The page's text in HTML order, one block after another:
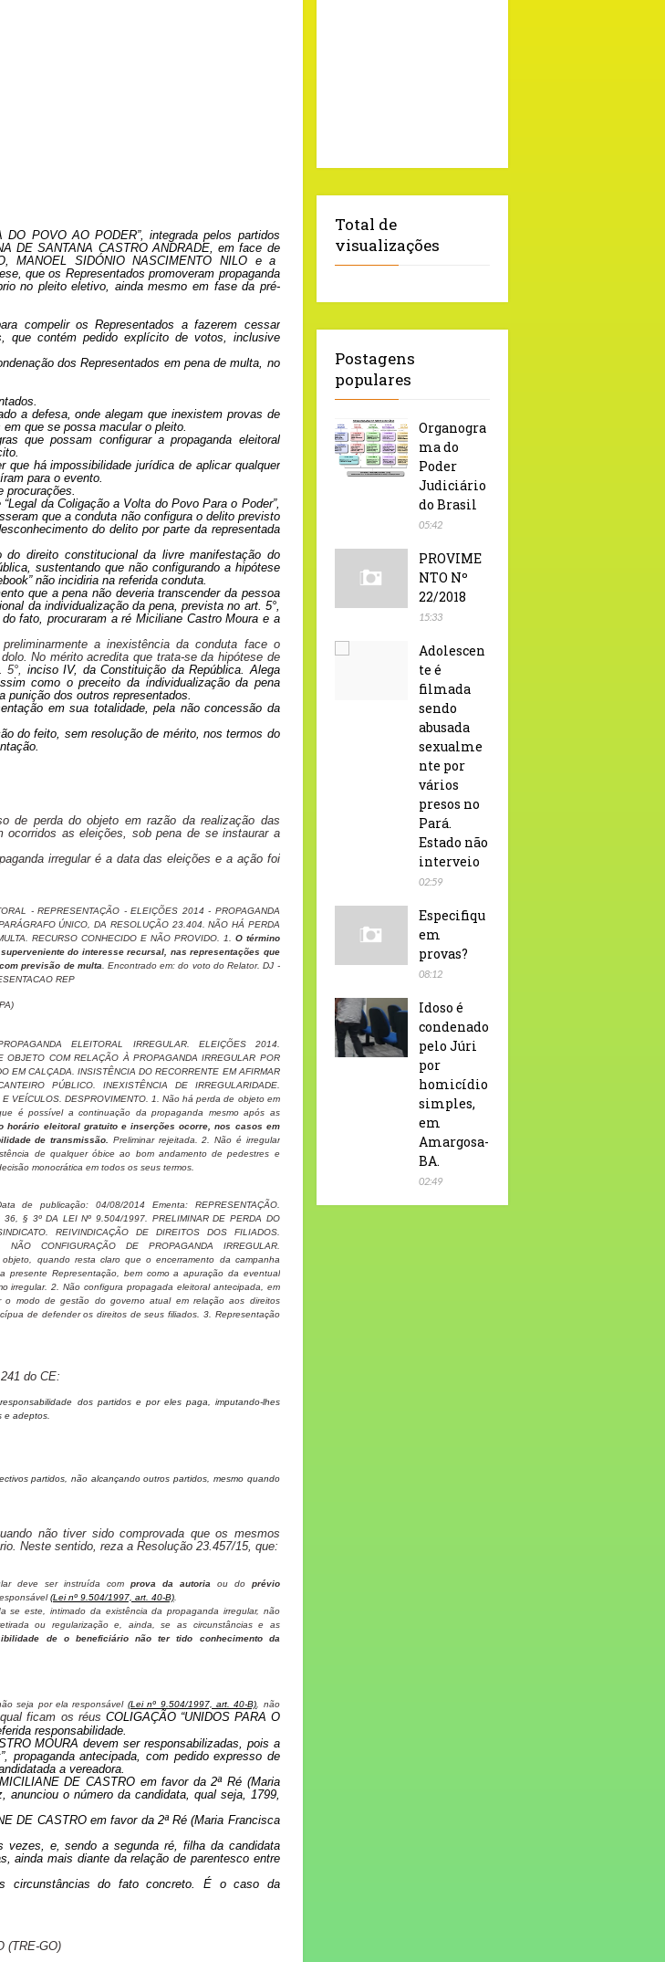
POVO AO PODER”, integrada pelos partidos
DE SANTANA CASTRO ANDRADE, em face de
MANOEL SIDÓNIO NASCIMENTO NILO e a
que os Representados promoveram propaganda
no pleito eletivo, ainda mesmo em fase da pré-
compelir os Representados a fazerem cessar
que contém pedido explícito de votos, inclusive
dos Representados em pena de multa, no
a defesa, onde alegam que inexistem provas de
que se possa macular o pleito.
que possam configurar a propaganda eleitoral
que há impossibilidade jurídica de aplicar qualquer
para o evento.
da Coligação a Volta do Povo Para o Poder”,
que a conduta não configura o delito previsto
do delito por parte da representada
direito constitucional da livre manifestação do
sustentando que não configurando a hipótese
não incidiria na referida conduta.
que a pena não deveria transcender da pessoa
da individualização da pena, prevista no art. 5°,
do fato, procuraram a ré Miciliane Castro Moura e a
a inexistência da conduta face o
No mérito acredita que trata-se da hipótese de
5°, inciso IV, da Constituição da República. Alega
como o preceito da individualização da pena
dos outros representados.
em sua totalidade, pela não concessão da
do feito, sem resolução de mérito, nos termos do
de perda do objeto em razão da realização das
ocorridos as eleições, sob pena de se instaurar a
irregular é a data das eleições e a ação foi
- REPRESENTAÇÃO - ELEIÇÕES 2014 - PROPAGANDA
ÚNICO, DA RESOLUÇÃO 23.404. NÃO HÁ PERDA
RECURSO CONHECIDO E NÃO PROVIDO. 1.
O término
do interesse recursal, nas representações que
previsão de multa . Encontrado em: do voto do Relator. DJ -
REP
ELEITORAL IRREGULAR. ELEIÇÕES 2014.
COM RELAÇÃO À PROPAGANDA IRREGULAR POR
EM CALÇADA. INSISTÊNCIA DO RECORRENTE EM AFIRMAR
PÚBLICO. INEXISTÊNCIA DE IRREGULARIDADE.
VEÍCULOS. DESPROVIMENTO. 1. Não há perda de objeto em
é possível a continuação da propaganda mesmo após as
horário eleitoral gratuito e inserções ocorre, nos casos em
de transmissão. Preliminar rejeitada. 2. Não é irregular
de qualquer óbice ao bom andamento de pedestres e
monocrática em todos os seus termos.
de publicação: 04/08/2014 Ementa: REPRESENTAÇÃO.
36, § 3º DA LEI Nº 9.504/1997. PRELIMINAR DE PERDA DO
REIVINDICAÇÃO DE DIREITOS DOS FILIADOS.
CONFIGURAÇÃO DE PROPAGANDA IRREGULAR.
quando resta claro que o encerramento da campanha
presente Representação, bem como a apuração da eventual
irregular. 2. Não configura propagada eleitoral antecipada, em
modo de gestão do governo atual em relação aos direitos
de defender os direitos de seus filiados. 3. Representação
do CE:
dos partidos e por eles paga, imputando-lhes
e adeptos.
partidos, não alcançando outros partidos, mesmo quando
não tiver sido comprovada que os mesmos
Neste sentido, reza a Resolução 23.457/15, que:
deve ser instruída com prova da autoria ou do prévio
(Lei nº 9.504/1997, art. 40-B).
se este, intimado da existência da propaganda irregular, não
ou regularização e, ainda, se as circunstâncias e as
de o beneficiário não ter tido conhecimento da
seja por ela responsável (Lei nº 9.504/1997, art. 40-B) , não
ficam os réus COLIGAÇÃO “UNIDOS PARA O
responsabilidade.
MOURA devem ser responsabilizadas, pois a
propaganda antecipada, com pedido expresso de
a vereadora.
MICILIANE DE CASTRO em favor da 2ª Ré (Maria
o número da candidata, qual seja, 1799,
DE CASTRO em favor da 2ª Ré (Maria Francisca
vezes, e, sendo a segunda ré, filha da candidata
ainda mais diante da relação de parentesco entre
circunstâncias do fato concreto. É o caso da
(TRE-GO)
Total de
visualizações
Postagens
populares
Organogra
ma do
Poder
Judiciário
do Brasil
05:42
PROVIME
NTO Nº
22/2018
15:33
Adolescen
te é
filmada
sendo
abusada
sexualme
nte por
vários
presos no
Pará.
Estado não
interveio
02:59
Especifiqu
em
provas?
08:12
Idoso é
condenado
pelo Júri
por
homicídio
simples,
em
Amargosa-
BA.
02:49